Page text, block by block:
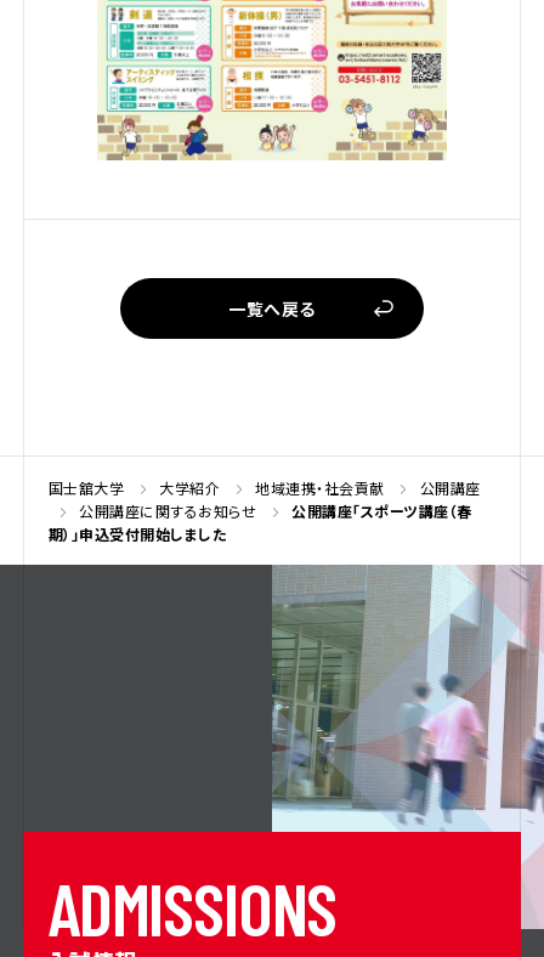
一覧へ戻る
国士舘大学 大学紹介 地域連携・社会貢献
公開講座
公開講座に関するお知らせ
公開講座「スポーツ講座（春
期）」申込受付開始しました
ADMISSIONS